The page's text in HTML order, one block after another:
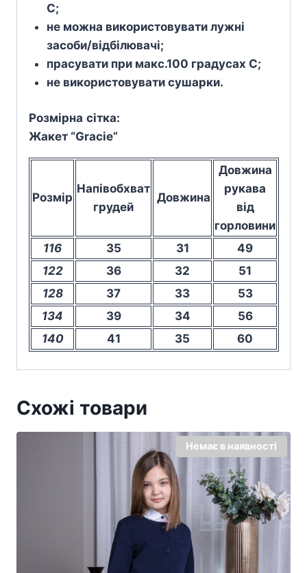
С;
не можна використовувати лужні
засоби/відбілювачі;
прасувати при макс.100 градусах С;
не використовувати сушарки.
Розмірна сітка:
Жакет “Gracie”
Розмір
Напівобхват
грудей
Довжина
Довжина
рукава
від
горловини
116
35 31
49
122
36 32
51
128
37 33
53
134
39 34
56
140
41 35 60
Схожі товари
Немає в наявності